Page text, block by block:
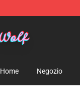
Home Negozio